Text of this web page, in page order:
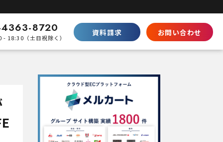
Shopifyとの違い
SaaS型ECの徹底比較
ecbeingとの違い
パッケージとの棲み分け
お問い合わせ
資料請求
8720
- 18:30（土日祝除く）